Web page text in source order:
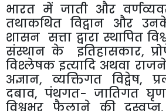
भारत में जाती और
तथाकथित विद्वान और
शासन सत्ता द्वारा स्थापित
संस्थान के इतिहासकार,
विश्लेषक इत्यादि अथवा
अज्ञान, व्यक्तिगत विद्वेष,
दबाव, पंथगत- जातिगत
विश्वभर फैलाने की दुस्वप्न